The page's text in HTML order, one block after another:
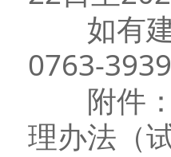
如有建
0763-
附件：
理办法（